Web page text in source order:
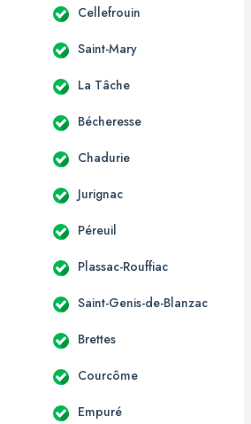
Cellefrouin
Saint-Mary
La Tâche
Bécheresse
Chadurie
Jurignac
Péreuil
Plassac-Rouffiac
Saint-Genis-de-Blanzac
Brettes
Courcôme
Empuré